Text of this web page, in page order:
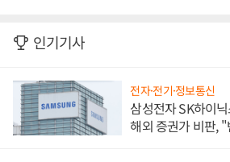
인기기사
전자·전기·정보통신
삼성전자 SK하이
해외 증권가 비판,